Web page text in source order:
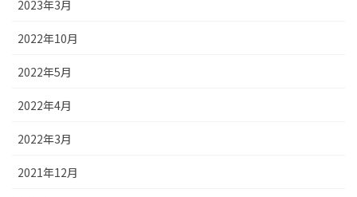
2023年3月
2022年10月
2022年5月
2022年4月
2022年3月
2021年12月